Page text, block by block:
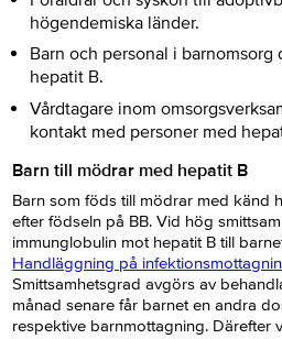
högendemiska länder.
Barn och personal i barnomsorg
hepatit B.
Vårdtagare inom
kontakt med personer med
Barn till mödrar med hepatit B
Barn som föds till mödrar med känd
efter födseln på BB. Vid hög
immunglobulin mot hepatit B till
Handläggning på
Smittsamhetsgrad avgörs av
månad senare får barnet en andra
respektive barnmottagning. Därefter